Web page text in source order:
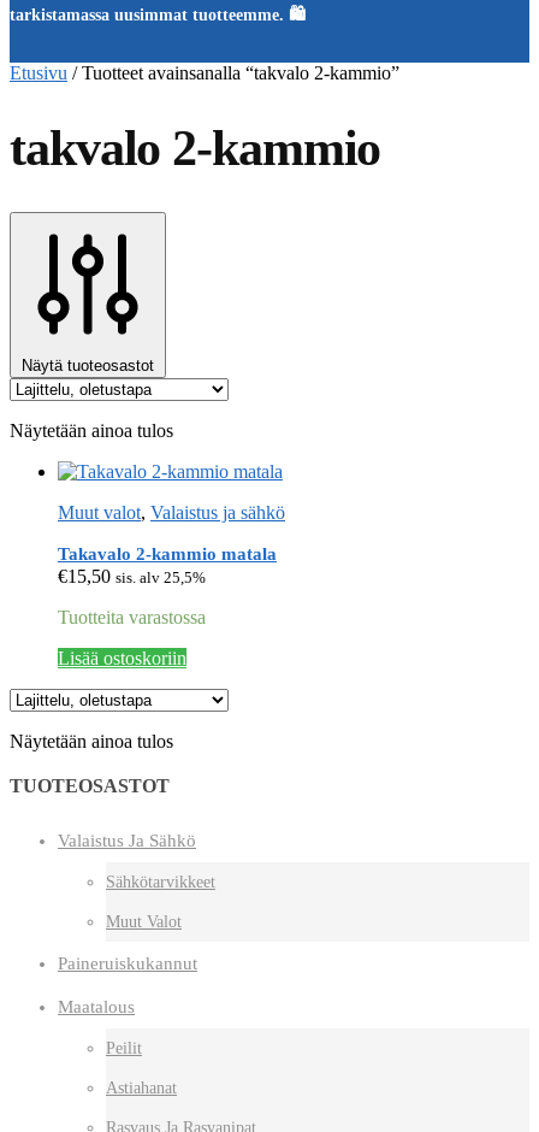
tarkistamassa uusimmat tuotteemme. 🛍️
Etusivu /Tuotteet avainsanalla “takvalo 2-kammio”
takvalo 2-kammio
Näytä tuoteosastot
Näytetään ainoa tulos
Muut valot, Valaistus ja sähkö
Takavalo 2-kammio matala
€15,50 sis. alv 25,5%
Tuotteita varastossa
Lisää ostoskoriin
Näytetään ainoa tulos
TUOTEOSASTOT
Valaistus Ja Sähkö
Sähkötarvikkeet
Muut Valot
Paineruiskukannut
Maatalous
Peilit
Astiahanat
Rasvaus Ja Rasvanipat